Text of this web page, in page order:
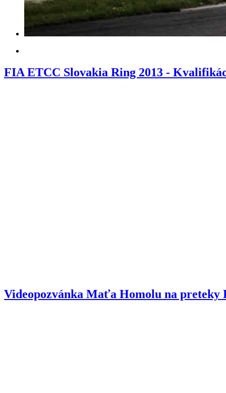
FIA ETCC Slovakia Ring 2013 -
Videopozvánka Maťa Homolu na